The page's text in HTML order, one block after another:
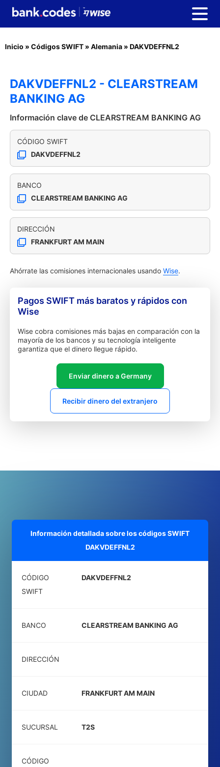
Inicio » Códigos SWIFT » Alemania » DAKVDEFFNL2
DAKVDEFFNL2 - CLEARSTREAM
BANKING AG
Información clave de CLEARSTREAM BANKING AG
CÓDIGO SWIFT
DAKVDEFFNL2
BANCO
CLEARSTREAM BANKING AG
DIRECCIÓN
FRANKFURT AM MAIN
Ahórrate las comisiones internacionales usando Wise.
Pagos SWIFT más baratos y rápidos con
Wise
Wise cobra comisiones más bajas en comparación con la
mayoría de los bancos y su tecnología inteligente
garantiza que el dinero llegue rápido.
Enviar dinero a Germany
Recibir dinero del extranjero
Información detallada sobre los códigos SWIFT
DAKVDEFFNL2
CÓDIGO
SWIFT
DAKVDEFFNL2
BANCO CLEARSTREAM BANKING AG
DIRECCIÓN
CIUDAD FRANKFURT AM MAIN
SUCURSAL T2S
CÓDIGO